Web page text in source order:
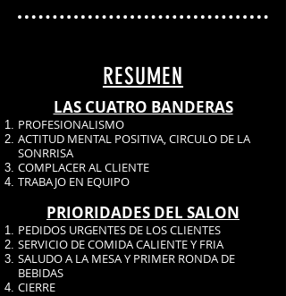
RESUMEN
LAS CUATRO BANDERAS
PROFESIONALISMO
ACTITUD MENTAL POSITIVA, CIRCULO DE LA
SONRRISA
COMPLACER AL CLIENTE
TRABAJO EN EQUIPO
PRIORIDADES DEL SALON
PEDIDOS URGENTES DE LOS CLIENTES
SERVICIO DE COMIDA CALIENTE Y FRIA
SALUDO A LA MESA Y PRIMER RONDA DE
BEBIDAS
CIERRE